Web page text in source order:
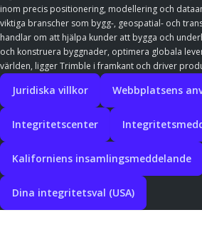
inom precis positionering, modellering och
viktiga branscher som bygg-, geospatial- och
handlar om att hjälpa kunder att bygga och
och konstruera byggnader, optimera globala
världen, ligger Trimble i framkant och driver
Juridiska villkor Webbplatsens
Integritetscenter
Kaliforniens insamlingsmeddelande
Dina integritetsval (USA)